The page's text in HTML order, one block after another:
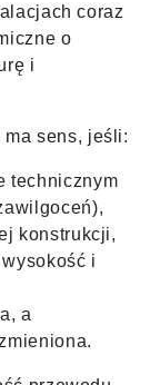
coraz
o
i
ma sens, jeśli:
technicznym
konstrukcji,
i
a